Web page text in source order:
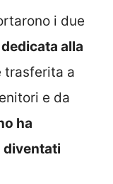
i due
alla
trasferita a
e da
ha
diventati